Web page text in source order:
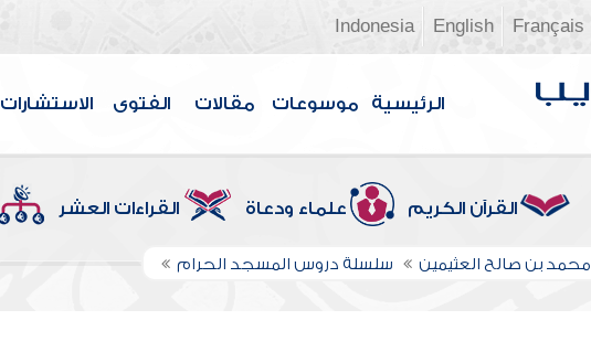
Français
English
Indonesia
الرئيسية موسوعات مقالات الفتوى الاستشارات
القرآن الكريم علماء ودعاة القراءات العشر
محمد بن صالح العثيمين سلسلة دروس المسجد الحرام